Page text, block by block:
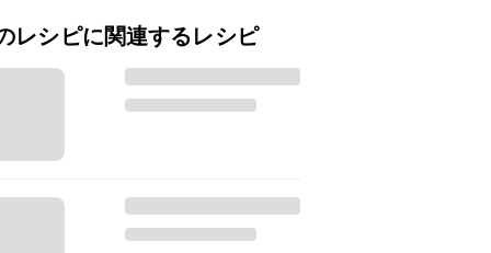
レシピに関連するレシピ